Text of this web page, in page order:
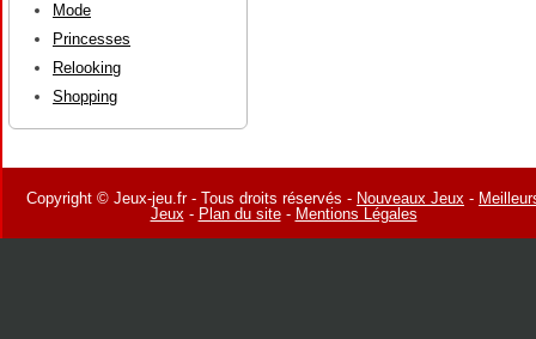
Mode
Princesses
Relooking
Shopping
Copyright © Jeux-jeu.fr - Tous droits réservés - Nouveaux Jeux -
Jeux- Plan du site- Mentions Légales